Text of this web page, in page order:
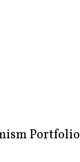
Portfolio